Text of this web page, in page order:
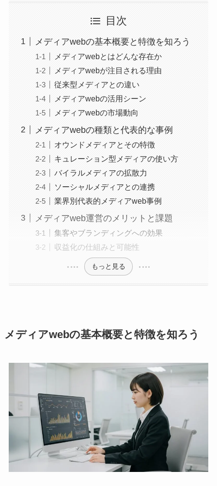
目次
メディアwebの基本概要と特徴を知ろう
メディアwebとはどんな存在か
メディアwebが注目される理由
従来型メディアとの違い
メディアwebの活用シーン
メディアwebの市場動向
メディアwebの種類と代表的な事例
オウンドメディアとその特徴
キュレーション型メディアの使い方
バイラルメディアの拡散力
ソーシャルメディアとの連携
業界別代表的メディアweb事例
メディアweb運営のメリットと課題
集客やブランディングへの効果
収益化の仕組みと可能性
もっと見る
メディアwebの基本概要と特徴を知ろう